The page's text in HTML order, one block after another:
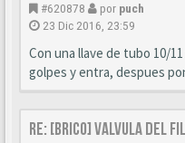
#620878 por puch
23 Dic 2016, 23:59
Con una llave de tubo 10/
golpes y entra, despues
Re: [BRICO] Valvula